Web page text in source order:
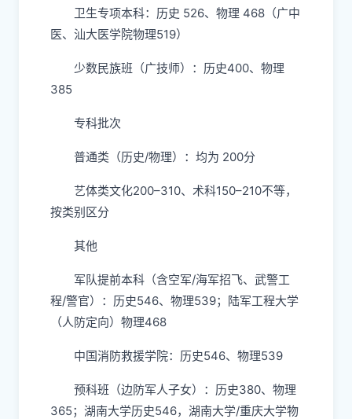
卫生专项本科：历史 526、物理 468（广中
医、汕大医学院物理519）
少数民族班（广技师）：历史400、物理
385
专科批次
普通类（历史/物理）：均为 200分
艺体类文化200–310、术科150–210不等，
按类别区分
其他
军队提前本科（含空军/海军招飞、武警工
程/警官）：历史546、物理539；陆军工程大学
（人防定向）物理468
中国消防救援学院：历史546、物理539
预科班（边防军人子女）：历史380、物理
365；湖南大学历史546，湖南大学/重庆大学物